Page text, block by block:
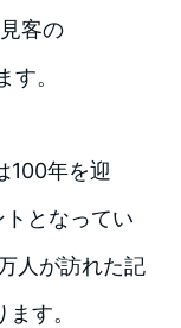
客の
す。
100年を迎
となってい
人が訪れた記
す。